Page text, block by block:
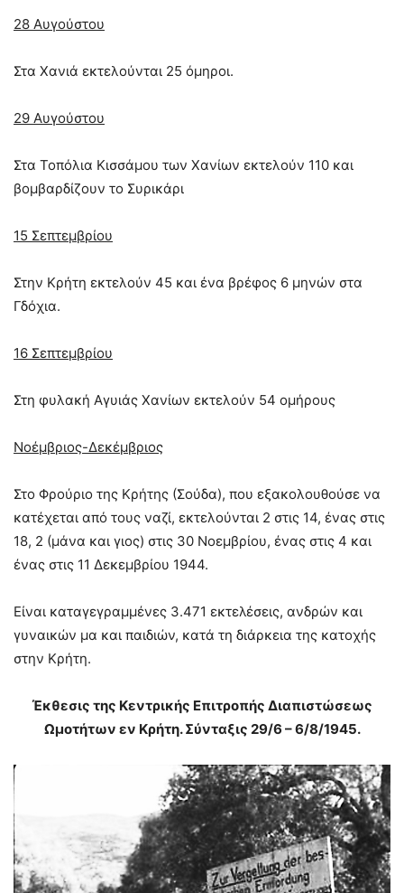
28 Αυγούστου
Στα Χανιά εκτελούνται 25 όμηροι.
29 Αυγούστου
Στα Τοπόλια Κισσάµου των Χανίων εκτελούν 110 και
βομβαρδίζουν το Συρικάρι
15 Σεπτεμβρίου
Στην Κρήτη εκτελούν 45 και ένα βρέφος 6 μηνών στα
Γδόχια.
16 Σεπτεμβρίου
Στη φυλακή Αγυιάς Χανίων εκτελούν 54 ομήρους
Νοέμβριος-Δεκέμβριος
Στο Φρούριο της Κρήτης (Σούδα), που εξακολουθούσε να
κατέχεται από τους ναζί, εκτελούνται 2 στις 14, ένας στις
18, 2 (µάνα και γιος) στις 30 Νοεμβρίου, ένας στις 4 και
ένας στις 11 Δεκεμβρίου 1944.
Είναι καταγεγραμμένες 3.471 εκτελέσεις, ανδρών και
γυναικών μα και παιδιών, κατά τη διάρκεια της κατοχής
στην Κρήτη.
Έκθεσις της Κεντρικής Επιτροπής Διαπιστώσεως
Ωμοτήτων εν Κρήτη. Σύνταξις 29/6 – 6/8/1945.